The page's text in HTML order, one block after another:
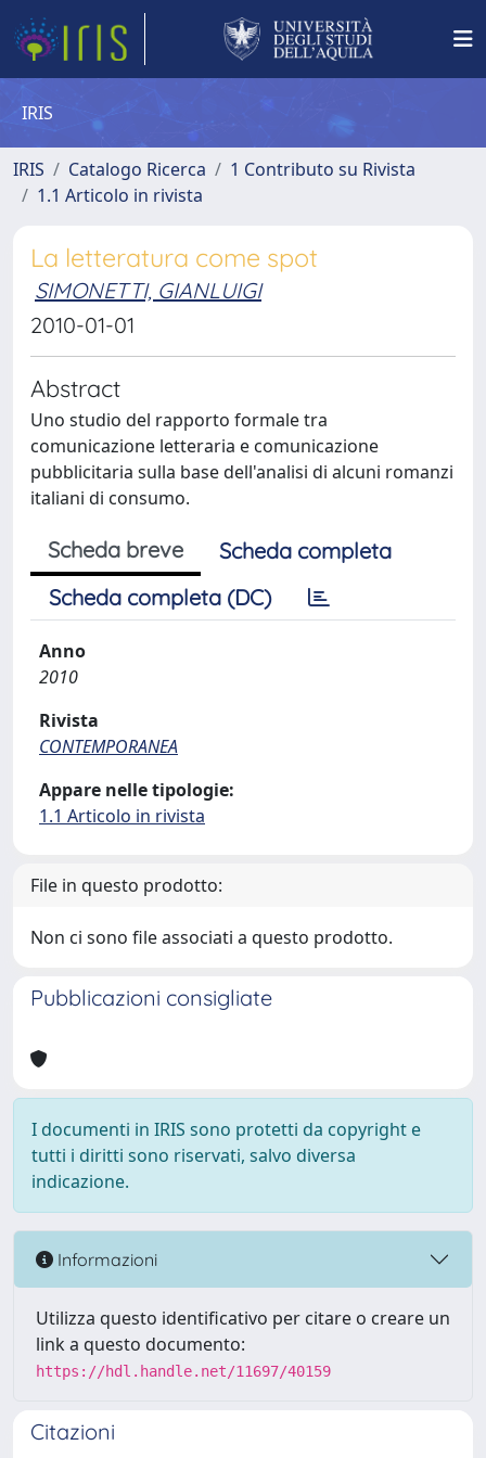
IRIS
IRIS Catalogo Ricerca
1 Contributo su Rivista
1.1 Articolo in rivista
La letteratura come spot
SIMONETTI, GIANLUIGI
2010-01-01
Abstract
Uno studio del rapporto formale tra
comunicazione letteraria e comunicazione
pubblicitaria sulla base dell'analisi di alcuni romanzi
italiani di consumo.
Scheda breve
Scheda completa
Scheda completa (DC)
Anno
2010
Rivista
CONTEMPORANEA
Appare nelle tipologie:
1.1 Articolo in rivista
File in questo prodotto:
Non ci sono file associati a questo prodotto.
Pubblicazioni consigliate
I documenti in IRIS sono protetti da copyright e
tutti i diritti sono riservati, salvo diversa
indicazione.
Informazioni
Utilizza questo identificativo per citare o creare un
link a questo documento:
https://hdl.handle.net/11697/40159
Citazioni